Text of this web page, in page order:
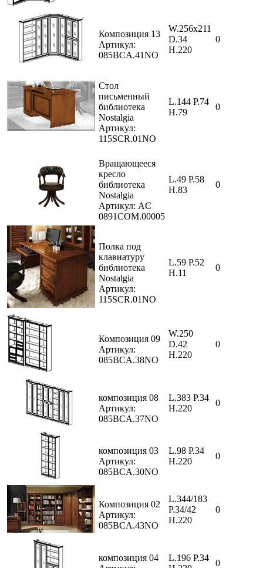
Композиция 13
Артикул:
085BCA.41NO
W.256x211
D.34
H.220
0
Стол
письменный
библиотека
Nostalgia
Артикул:
115SCR.01NO
L.144 P.74
H.79
0
Вращающееся
кресло
библиотека
Nostalgia
Артикул: AC
0891COM.00005
L.49 P.58
H.83
0
Полка под
клавиатуру
библиотека
Nostalgia
Артикул:
115SCR.01NO
L.59 P.52
H.11
0
Композиция 09
Артикул:
085BCA.38NO
W.250
D.42
H.220
0
композиция 08
Артикул:
085BCA.37NO
L.383 P.34
H.220
0
композиция 03
Артикул:
085BCA.30NO
L.98 P.34
H.220
0
Композиция 02
Артикул:
085BCA.43NO
L.344/183
P.34/42
H.220
0
композиция 04
L.196 P.34
0